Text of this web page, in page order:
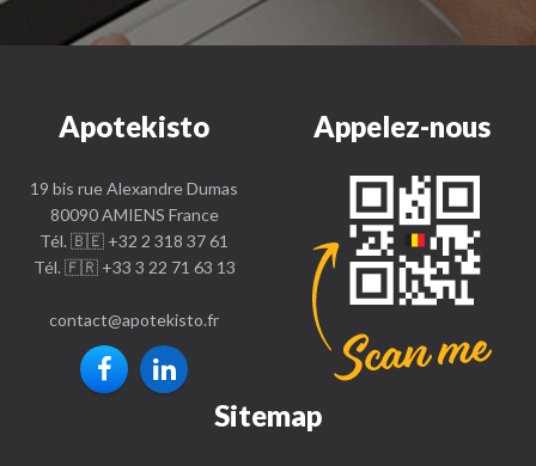
Apotekisto
19 bis rue Alexandre Dumas
80090 AMIENS France
Tél. 🇧🇪 +32 2 318 37 61
Tél. 🇫🇷 +33 3 22 71 63 13
contact@apotekisto.fr
Appelez-nous
Sitemap